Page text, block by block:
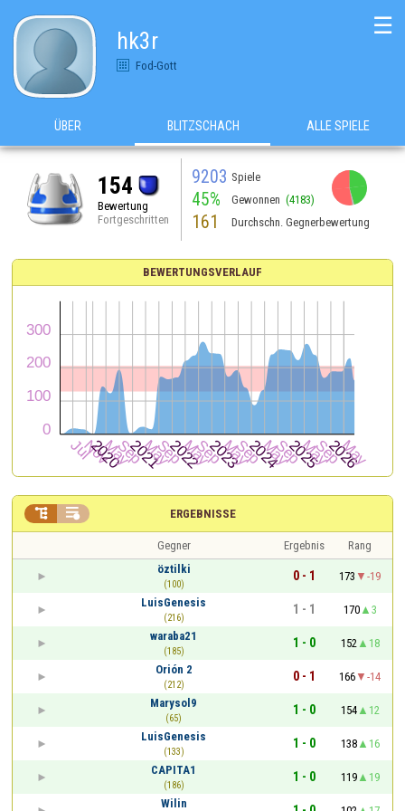
hk3r
Fod-Gott
☰
ÜBER BLITZSCHACH ALLE SPIELE
154
Bewertung
Fortgeschritten
9203 Spiele
45% Gewonnen (4183)
161 Durchschn. Gegnerbewertung
BEWERTUNGSVERLAUF
ERGEBNISSE
 
Gegner Ergebnis
Rang
öztilki
(100)
0 - 1 173
-19
LuisGenesis
(216)
1 - 1 170
3
waraba21
(185)
1 - 0 152
18
Orión 2
(212)
0 - 1 166
-14
Marysol9
(65)
1 - 0 154
12
LuisGenesis
(133)
1 - 0 138
16
CAPITA1
(186)
1 - 0 119
19
Wilin